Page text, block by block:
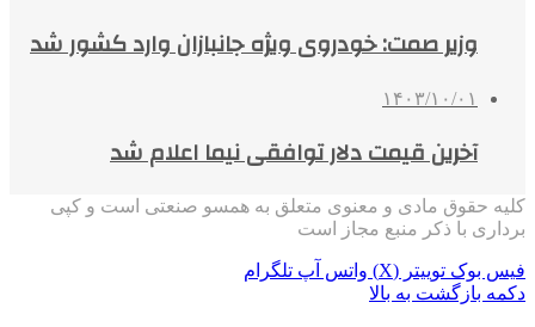
وزیر صمت: خودروی ویژه جانبازان وارد کشور شد
۱۴۰۳/۱۰/۰۱
آخرین قیمت دلار توافقی نیما اعلام شد
کلیه حقوق مادی و معنوی متعلق به همسو صنعتی است و کپی
برداری با ذکر منبع مجاز است
فیس بوک توییتر (X) واتس آپ تلگرام
دکمه بازگشت به بالا